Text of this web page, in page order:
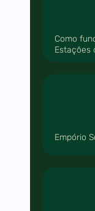
Como
Estações
Empório